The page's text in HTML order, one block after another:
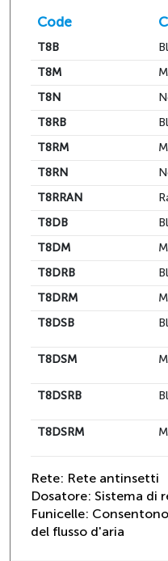
Code
T8B
T8M
T8N
T8RB
T8RM
T8RN
T8RRAN
T8DB
T8DM
T8DRB
T8DRM
T8DSB
T8DSM
T8DSRB
T8DSRM
Rete: Rete antinsetti
Dosatore: Sistema di
Funicelle:
del flusso d'aria